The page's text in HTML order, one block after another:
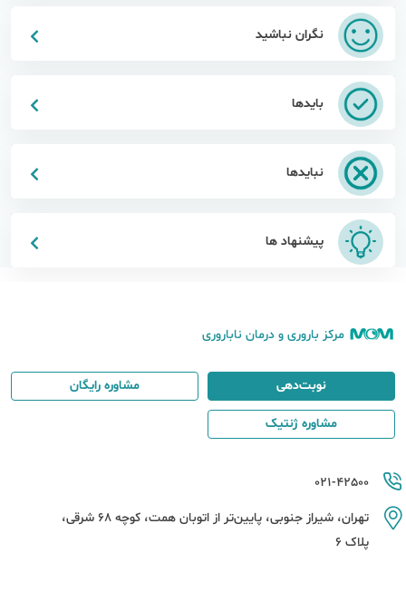
نگران نباشید
بایدها
نبایدها
پیشنهاد ها
مرکز باروری و درمان ناباروری
021-42500
تهران، شیراز جنوبی، پایین‌تر از اتوبان همت، کوچه 68 شرقی،
پلاک 6
نوبت‌دهی مشاوره رایگان
مشاوره ژنتیک